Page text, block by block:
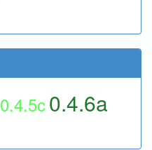
0.4.5c0.4.6a